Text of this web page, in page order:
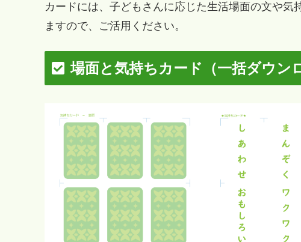
カードには、子どもさんに応じた生活場面の文や
ますので、ご活用ください。
場面と気持ちカード（一括ダウン